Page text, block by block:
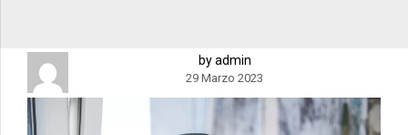
by admin
29 Marzo 2023